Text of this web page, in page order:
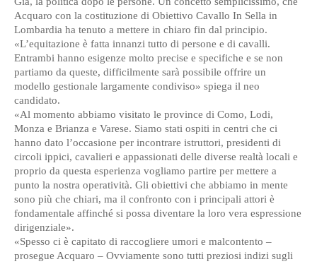
Acquaro con la costituzione di Obiettivo Cavallo In Sella in
Lombardia ha tenuto a mettere in chiaro fin dal principio.
«L’equitazione è fatta innanzi tutto di persone e di cavalli.
Entrambi hanno esigenze molto precise e specifiche e se non
partiamo da queste, difficilmente sarà possibile offrire un
modello gestionale largamente condiviso» spiega il neo
candidato.
«Al momento abbiamo visitato le province di Como, Lodi,
Monza e Brianza e Varese. Siamo stati ospiti in centri che ci
hanno dato l’occasione per incontrare istruttori, presidenti di
circoli ippici, cavalieri e appassionati delle diverse realtà locali e
proprio da questa esperienza vogliamo partire per mettere a
punto la nostra operatività. Gli obiettivi che abbiamo in mente
sono più che chiari, ma il confronto con i principali attori è
fondamentale affinché si possa diventare la loro vera espressione
dirigenziale».
«Spesso ci è capitato di raccogliere umori e malcontento –
prosegue Acquaro – Ovviamente sono tutti preziosi indizi sugli